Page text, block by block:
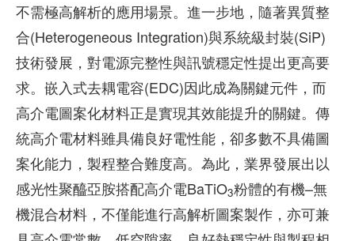
不需極高解析的應用場景。進一步地，隨著異質整
合(Heterogeneous Integration)與系統級封裝(SiP)
技術發展，對電源完整性與訊號穩定性提出更高要
求。嵌入式去耦電容(EDC)因此成為關鍵元件，而
高介電圖案化材料正是實現其效能提升的關鍵。傳
統高介電材料雖具備良好電性能，卻多數不具備圖
案化能力，製程整合難度高。為此，業界發展出以
感光性聚醯亞胺搭配高介電BaTiO3粉體的有機–無
機混合材料，不僅能進行高解析圖案製作，亦可兼